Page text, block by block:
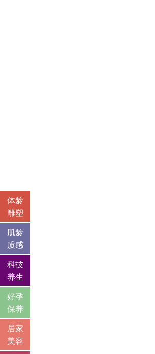
体龄
雕塑
肌龄
质感
科技
养生
好孕
保养
居家
美容